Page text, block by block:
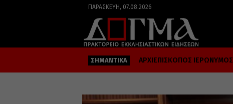
ΠΑΡΑΣΚΕΥΉ, 07.08.2026
ΣΗΜΑΝΤΙΚΑ ΑΡΧΙΕΠΙΣΚΟΠΟΣ ΙΕΡΩΝΥΜΟΣ